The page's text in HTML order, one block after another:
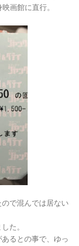
画館に直行。
で混んでは居ない
た。
るとの事で、ゆっ